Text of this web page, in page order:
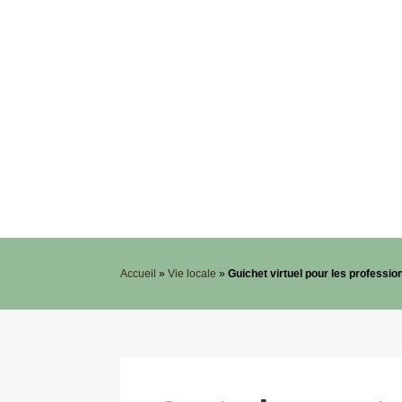
Accueil »Vie locale »Guichet virtuel pour les